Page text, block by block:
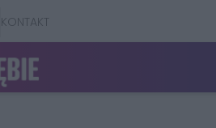
KONTAKT